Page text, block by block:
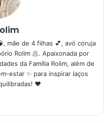
mãe de 4 filhas 💕, avó coruja
Rolim 🥟. Apaixonada por
da Família Rolim, além de
estar ✨ para inspirar laços
❤️